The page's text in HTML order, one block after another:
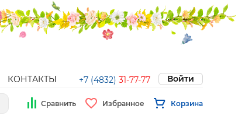
КОНТАКТЫ +7 (4832) 31-77-77 Войти
Сравнить Избранное Корзина